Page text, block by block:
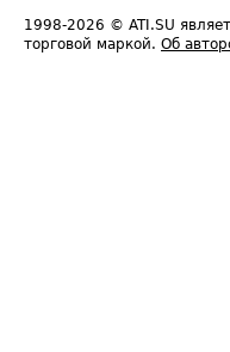
1998-2026 © ATI.SU
торговой маркой. Об